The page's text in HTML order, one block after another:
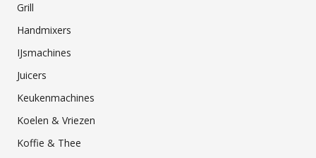
Grill
Handmixers
IJsmachines
Juicers
Keukenmachines
Koelen & Vriezen
Koffie & Thee